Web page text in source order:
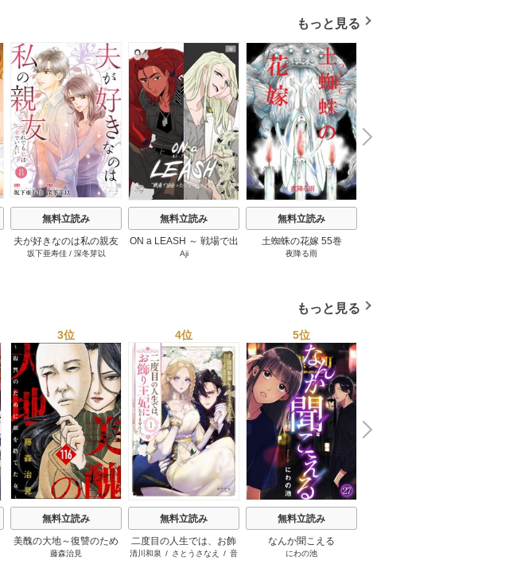
き】
もっと見る
無料立読み
夫が好きなのは私の親友
～それでも私は妻でいた
坂下亜寿佳/ 深冬芽以
無料立読み
ON a LEASH ～ 戦場で出
会った彼女に囚われて ～
Aji
無料立読み
土蜘蛛の花嫁 55巻
夜降る雨
N
e
x
t
もっと見る
3位
無料立読み
美醜の大地～復讐のため
に顔を捨てた女～（分冊
藤森治見
4位
無料立読み
二度目の人生では、お飾
り王妃になりません！
清川和泉 / さとうさなえ / 音
5位
無料立読み
なんか聞こえる
にわの池
N
x